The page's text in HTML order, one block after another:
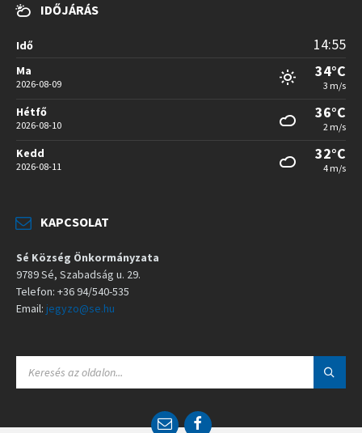
IDŐJÁRÁS
Idő 14:55
Ma
2026-08-09
34°C
3 m/s
Hétfő
2026-08-10
36°C
2 m/s
Kedd
2026-08-11
32°C
4 m/s
KAPCSOLAT
Sé Község Önkormányzata
9789 Sé, Szabadság u. 29.
Telefon: +36 94/540-535
Email: jegyzo@se.hu
A
E
F